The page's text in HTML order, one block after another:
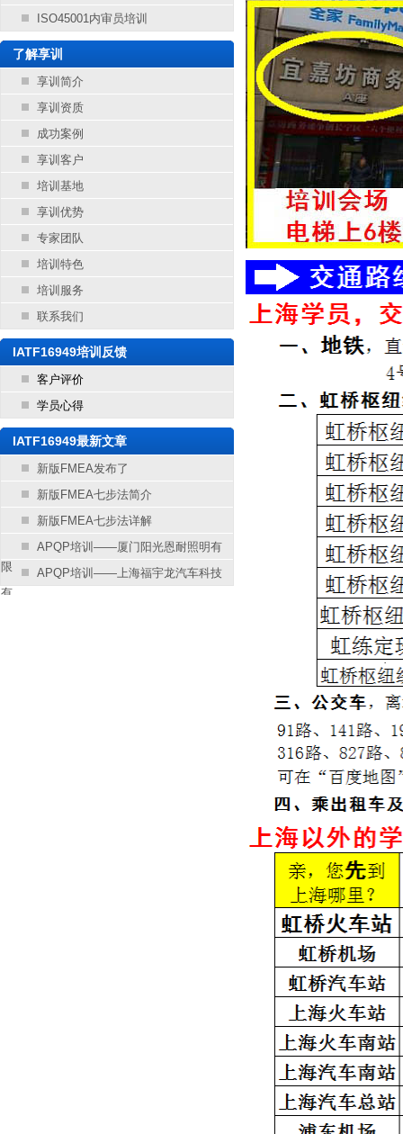
ISO45001内审员培训
了解享训
享训简介
享训资质
成功案例
享训客户
培训基地
享训优势
专家团队
培训特色
培训服务
联系我们
IATF16949培训反馈
客户评价
学员心得
IATF16949最新文章
新版FMEA发布了
新版FMEA七步法简介
新版FMEA七步法详解
APQP培训——厦门阳光恩耐照明有
限
APQP培训——上海福宇龙汽车科技
有